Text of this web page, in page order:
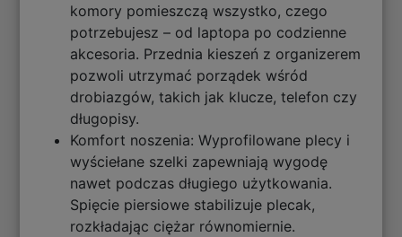
komory pomieszczą wszystko, czego
potrzebujesz – od laptopa po codzienne
akcesoria. Przednia kieszeń z organizerem
pozwoli utrzymać porządek wśród
drobiazgów, takich jak klucze, telefon czy
długopisy.
Komfort noszenia: Wyprofilowane plecy i
wyściełane szelki zapewniają wygodę
nawet podczas długiego użytkowania.
Spięcie piersiowe stabilizuje plecak,
rozkładając ciężar równomiernie.